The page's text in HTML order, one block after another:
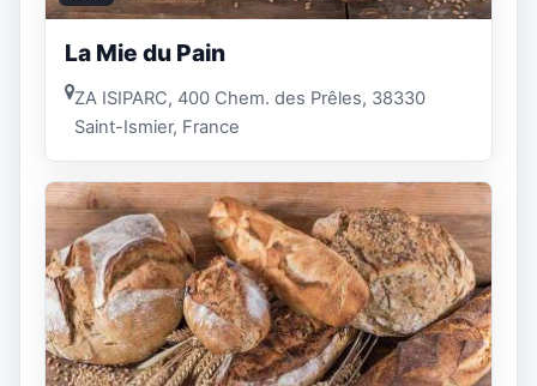
La Mie du Pain
ZA ISIPARC, 400 Chem. des Prêles, 38330
Saint-Ismier, France